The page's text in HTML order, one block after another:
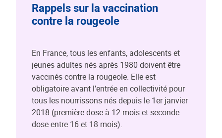
Rappels sur la vaccination
contre la rougeole
En France, tous les enfants, adolescents et
jeunes adultes nés après 1980 doivent être
vaccinés contre la rougeole. Elle est
obligatoire avant l’entrée en collectivité pour
tous les nourrissons nés depuis le 1er janvier
2018 (première dose à 12 mois et seconde
dose entre 16 et 18 mois).